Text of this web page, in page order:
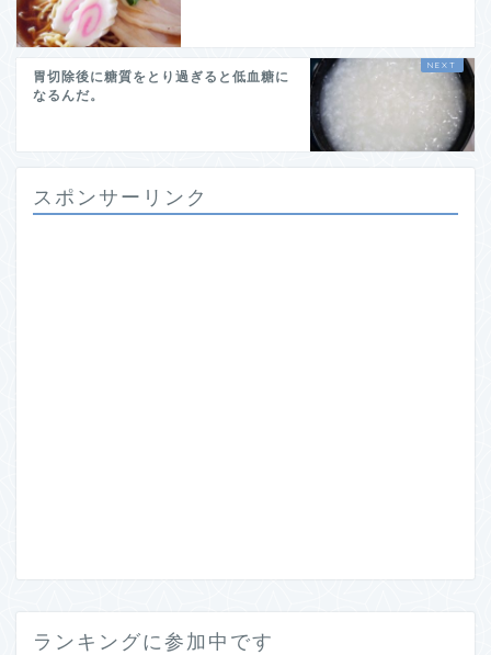
胃切除後に糖質をとり過ぎると低血糖に
なるんだ。
スポンサーリンク
ランキングに参加中です